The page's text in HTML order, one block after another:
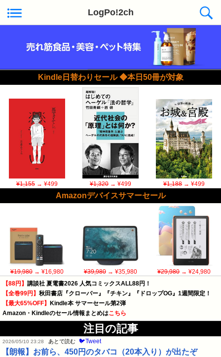
LogPo!2ch
Kindle日替わりセール ◆本日50冊が対象
¥1,155→ ¥499 ¥1,320→ ¥499 ¥1,188→ ¥499
Amazonデバイスサマーセール
¥19,980→ ¥16,980 ¥39,980→ ¥35,980 ¥29,980→ ¥24,980
【88円】 講談社 夏電書2026 人気コミックスALL88円！
【全巻99円】 秋田書店『クローバー』『チキン』『ドロップOG』1週間限定！
【最大65%OFF】
Kindle本 サマーセール第2弾
Amazon・Kindleのセール情報まとめはこちら
注目の記事
2026/05/10 23:28 あとで読む 🐦Tweet
【朗報】お前ら、450円のタバコ（20本入り）が出たぞ